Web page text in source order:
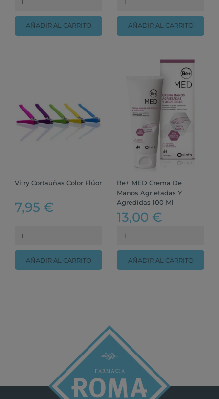
AÑADIR AL CARRITO AÑADIR AL CARRITO
Vitry Cortauñas Color Flúor
7,95 €
AÑADIR AL CARRITO
Be+ MED Crema De
Manos Agrietadas Y
Agredidas 100 Ml
13,00 €
AÑADIR AL CARRITO